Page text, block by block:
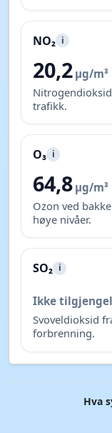
NO₂ i
20,2 µg/m³
trafikk.
O₃ i
64,8 µg/m³
Ozon ved
høye nivåer.
SO₂ i
Ikke
Svoveldioksid
forbrenning.
Hva